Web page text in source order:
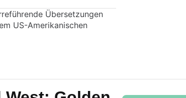
Übersetzungen
US-Amerikanischen